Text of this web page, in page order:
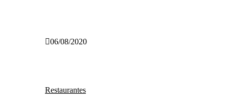
06/08/2020
Restaurantes